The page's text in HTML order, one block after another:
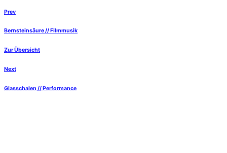
Prev
Bernsteinsäure // Filmmusik
Zur Übersicht
Next
Glasschalen // Performance